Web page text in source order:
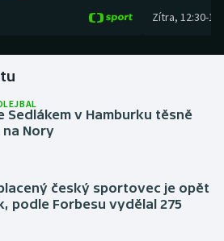
Zítra, 12:30-
Sedlákem v Hamburku těsně
Nory
český sportovec je opět
podle Forbesu vydělal 275